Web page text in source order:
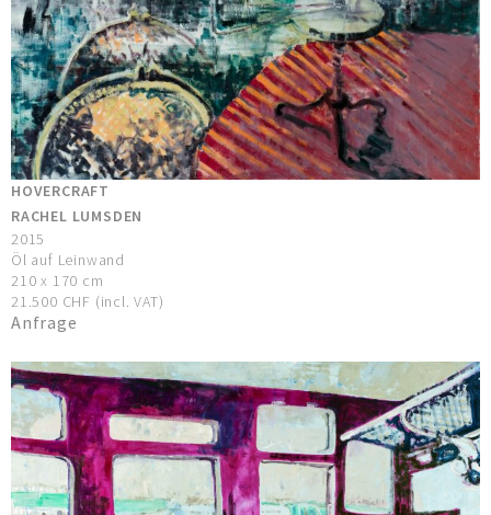
HOVERCRAFT
RACHEL LUMSDEN
2015
Öl auf Leinwand
210 x 170 cm
21.500 CHF (incl. VAT)
Anfrage